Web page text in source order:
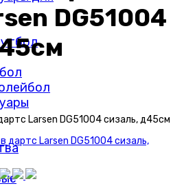
DG51004
Larsen DG51004 сизаль, д45см